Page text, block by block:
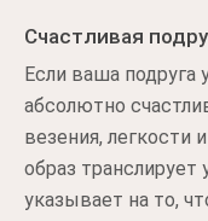
Счастливая
Если ваша подруга
абсолютно
везения, легкости
образ
указывает на то,